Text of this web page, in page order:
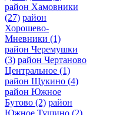
район Хамовники
(27) район
Хорошево-
Мневники (1)
район Черемушки
(3) район Чертаново
Центральное (1)
район Щукино (4)
район Южное
Бутово (2) район
Южное Тушино (2)